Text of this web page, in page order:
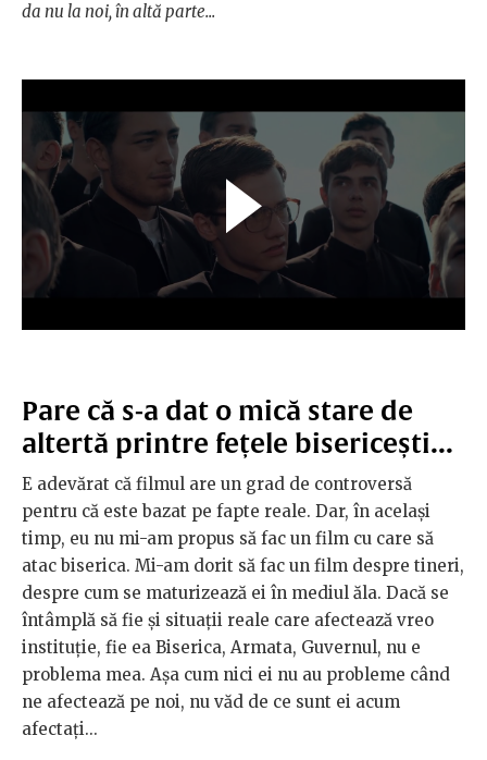
da nu la noi, în altă parte...
Pare că s-a dat o mică stare de
altertă printre fețele bisericești...
E adevărat că filmul are un grad de controversă
pentru că este bazat pe fapte reale. Dar, în același
timp, eu nu mi-am propus să fac un film cu care să
atac biserica. Mi-am dorit să fac un film despre tineri,
despre cum se maturizează ei în mediul ăla. Dacă se
întâmplă să fie și situații reale care afectează vreo
instituție, fie ea Biserica, Armata, Guvernul, nu e
problema mea. Așa cum nici ei nu au probleme când
ne afectează pe noi, nu văd de ce sunt ei acum
afectați...